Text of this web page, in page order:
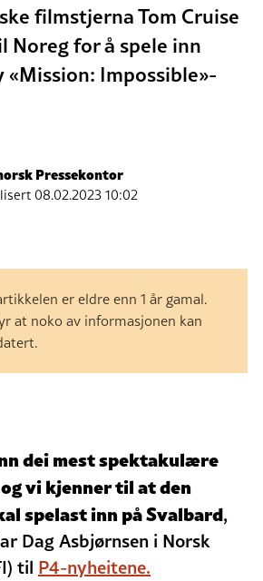
filmstjerna Tom Cruise
Noreg for å spele inn
«Mission: Impossible»-
Pressekontor
08.02.2023 10:02
er eldre enn 1 år gamal.
at noko av informasjonen kan
dei mest spektakulære
vi kjenner til at den
spelast inn på Svalbard,
Dag Asbjørnsen i Norsk
til P4-nyheitene.